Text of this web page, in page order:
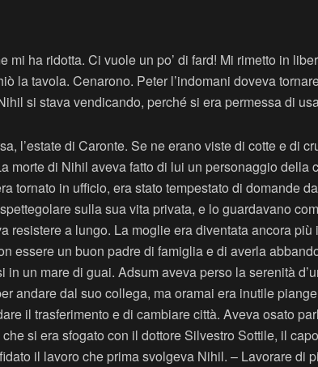
ha ridotta. Ci vuole un po’ di fard! Mi rimetto in
la tavola. Cenarono. Peter l’indomani doveva
si stava vendicando, perché si era permessa di
l’estate di Caronte. Se ne erano viste di cotte e di
di Nihil aveva fatto di lui un personaggio della
tornato in ufficio, era stato tempestato di domande
sulla sua vita privata, e lo guardavano
resistere a lungo. La moglie era diventata ancora
essere un buon padre di famiglia e di averla
un mare di guai. Adsum aveva perso la serenità
andare dal suo collega, ma oramai era inutile
il trasferimento e di cambiare città. Aveva osato
si era sfogato con il dottore Silvestro Sottile, il
il lavoro che prima svolgeva Nihil. – Lavorare di